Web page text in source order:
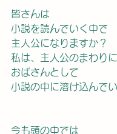
皆さんは
小説を読んでいく中で
主人公になりますか？
私は、主人公のまわり
おばさんとして
小説の中に溶け込んでい
今も頭の中では